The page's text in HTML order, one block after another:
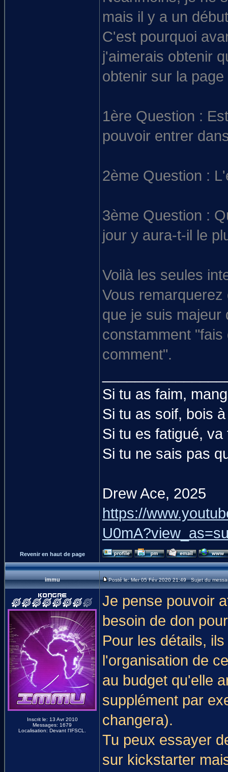
mais il y a un
C'est pourquoi
j'aimerais obtenir
obtenir sur la
1ère Question :
pouvoir entrer
2ème Question :
3ème Question :
jour y aura-t-il le
Voilà les seules
Vous
que je suis majeur
constamment
comment".
Si tu as faim,
Si tu as soif, bois
Si tu es fatigué, va
Si tu ne sais pas
Drew Ace, 2025
https://
Revenir en haut de page
immu Posté le: Mer 05 Fév 2020 21:49 Sujet du
Inscrit le: 13 Avr 2010
Messages: 1679
Localisation: Devant l'IFSCL.
Je pense pouvoir
besoin de don
Pour les détails,
l'organisation de
au budget qu'elle
supplément par
changera).
Tu peux essayer
sur kickstarter